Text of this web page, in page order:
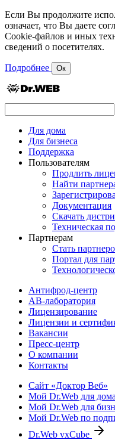
Если Вы продолжите
означает, что Вы даете
Cookie-файлов и иных
сведений о посетителях.
Подробнее Ок
Для дома
Для бизнеса
Поддержка
Пользователям
Продлить
Найти
Документация
Скачать
Техническая
Партнерам
Стать
Портал для
Антифрод-центр
АВ-лаборатория
Лицензирование
Лицензии и
Вакансии
Пресс-центр
О компании
Контакты
Сайт «Доктор Веб»
Мой Dr.Web для дома
Мой Dr.Web для
Мой Dr.Web по
Dr.Web vxCube